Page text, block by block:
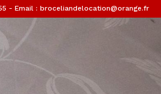
- Email : broceliandelocation@orange.fr